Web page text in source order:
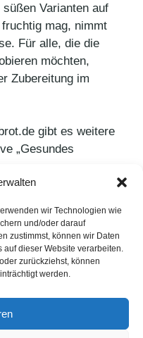
wir Technologien wie
und/oder darauf
zustimmst, können wir Daten
dieser Website verarbeiten.
zurückziehst, können
werden.
Varianten auf
mag, nimmt
Für alle, die die
möchten,
Zubereitung im
gibt es weitere
„Gesundes
für Integration